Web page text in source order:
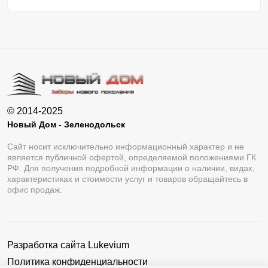
© 2014-2025
Новый Дом - Зеленодольск
Сайт носит исключительно информационный характер и не
является публичной офертой, определяемой положениями ГК
РФ. Для получения подробной информации о наличии, видах,
характеристиках и стоимости услуг и товаров обращайтесь в
офис продаж.
Разработка сайта Lukevium
Политика конфиденциальности